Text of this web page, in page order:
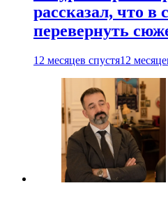
рассказал, что в
перевернуть
12 месяцев спустя12